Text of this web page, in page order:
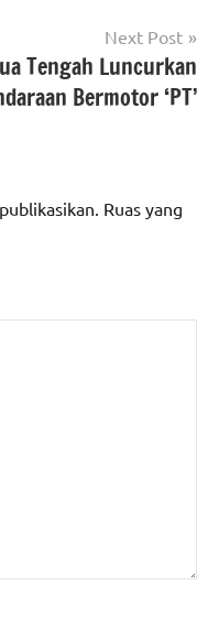
Next Post
Tengah Luncurkan
Bermotor ‘PT’
Ruas yang